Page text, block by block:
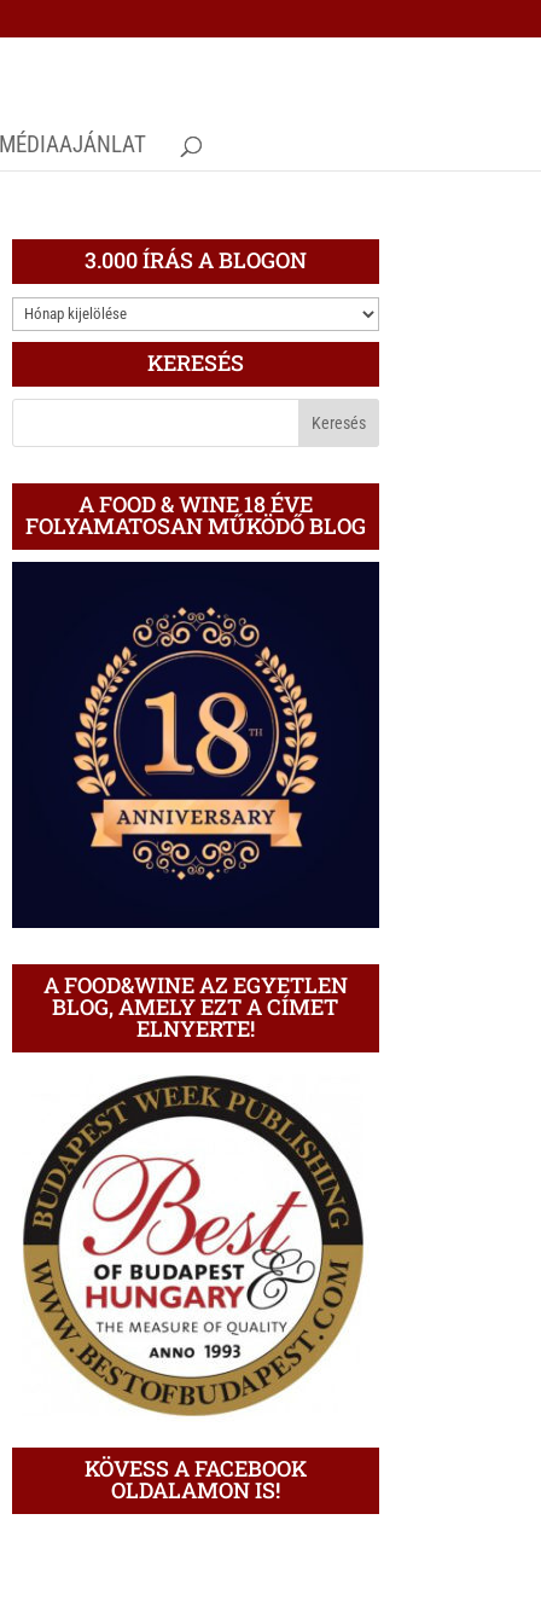
MÉDIAAJÁNLAT
3.000 ÍRÁS A BLOGON
3.000
ÍRÁS
BLOGON
KERESÉS
A FOOD & WINE 18 ÉVE
FOLYAMATOSAN MŰKÖDŐ BLOG
A FOOD&WINE AZ EGYETLEN
BLOG, AMELY EZT A CÍMET
ELNYERTE!
KÖVESS A FACEBOOK
OLDALAMON IS!